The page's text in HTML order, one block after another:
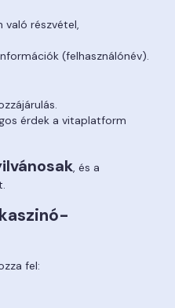
való részvétel,
(felhasználónév).
érdek a vitaplatform
, és a
fel: